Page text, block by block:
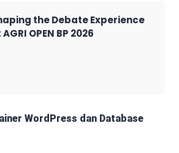
the Debate Experience
OPEN BP 2026
WordPress dan Database